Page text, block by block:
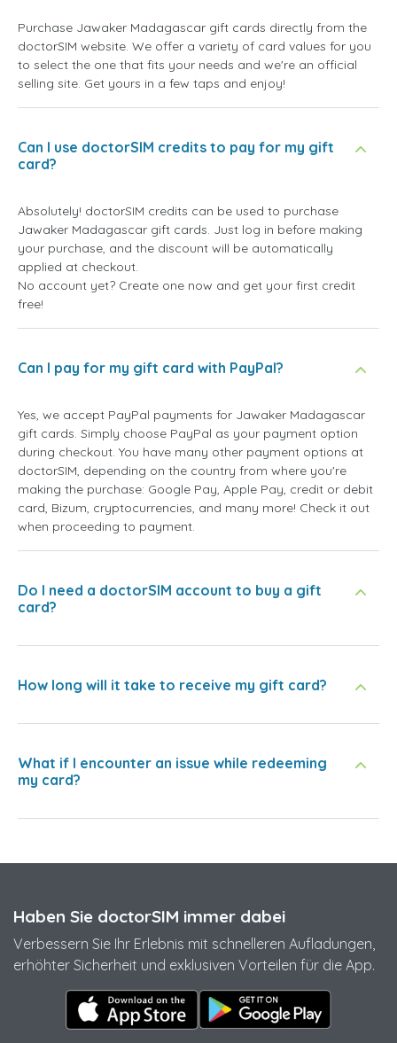
Purchase Jawaker Madagascar gift cards directly from the
doctorSIM website. We offer a variety of card values for you
to select the one that fits your needs and we're an official
selling site. Get yours in a few taps and enjoy!
Can I use doctorSIM credits to pay for my gift
card?
Absolutely! doctorSIM credits can be used to purchase
Jawaker Madagascar gift cards. Just log in before making
your purchase, and the discount will be automatically
applied at checkout.
No account yet? Create one now and get your first credit
free!
Can I pay for my gift card with PayPal?
Yes, we accept PayPal payments for Jawaker Madagascar
gift cards. Simply choose PayPal as your payment option
during checkout. You have many other payment options at
doctorSIM, depending on the country from where you're
making the purchase: Google Pay, Apple Pay, credit or debit
card, Bizum, cryptocurrencies, and many more! Check it out
when proceeding to payment.
Do I need a doctorSIM account to buy a gift
card?
How long will it take to receive my gift card?
What if I encounter an issue while redeeming
my card?
Haben Sie doctorSIM immer dabei
Verbessern Sie Ihr Erlebnis mit schnelleren Aufladungen,
erhöhter Sicherheit und exklusiven Vorteilen für die App.